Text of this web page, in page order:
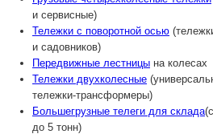
и сервисные)
Тележки с поворотной осью
и садовников)
Передвижные лестницы на колесах
Тележки двухколесные
тележки-трансформеры)
Большегрузные телеги для склада
до 5 тонн)